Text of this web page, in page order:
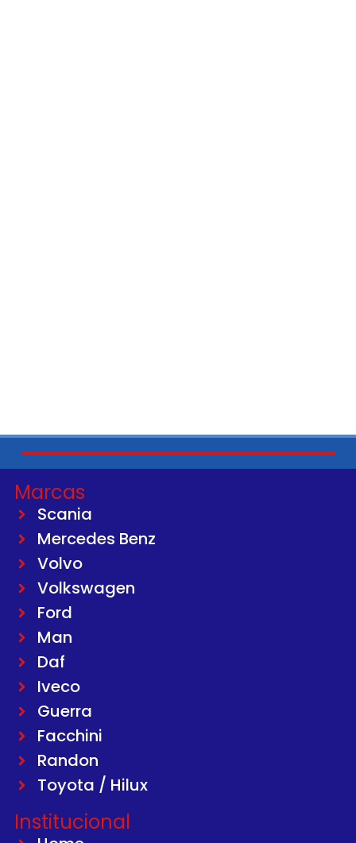
Marcas
Scania
Mercedes Benz
Volvo
Volkswagen
Ford
Man
Daf
Iveco
Guerra
Facchini
Randon
Toyota / Hilux
Institucional